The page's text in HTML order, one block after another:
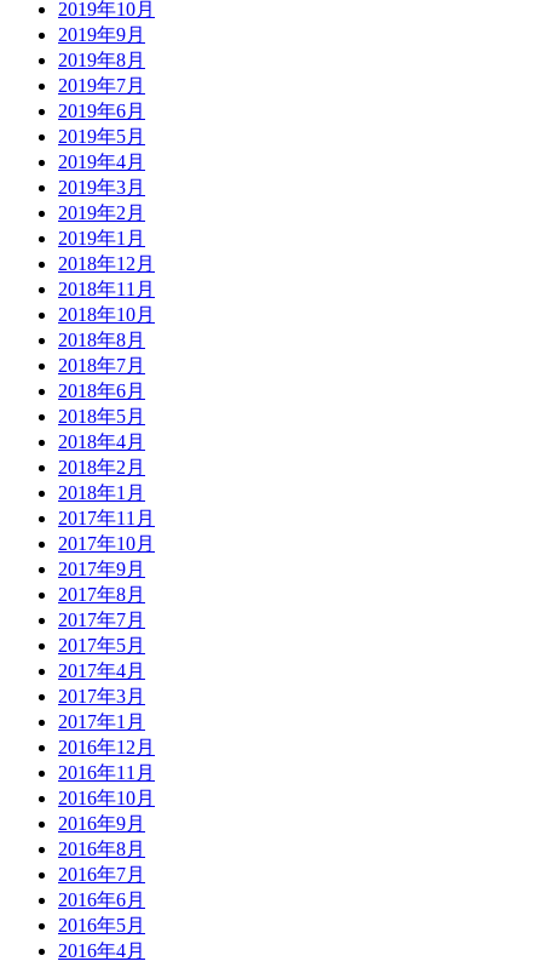
2019年10月
2019年9月
2019年8月
2019年7月
2019年6月
2019年5月
2019年4月
2019年3月
2019年2月
2019年1月
2018年12月
2018年11月
2018年10月
2018年8月
2018年7月
2018年6月
2018年5月
2018年4月
2018年2月
2018年1月
2017年11月
2017年10月
2017年9月
2017年8月
2017年7月
2017年5月
2017年4月
2017年3月
2017年1月
2016年12月
2016年11月
2016年10月
2016年9月
2016年8月
2016年7月
2016年6月
2016年5月
2016年4月